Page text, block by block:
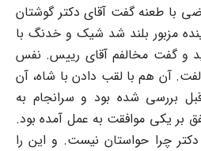
با طعنه گفت آقای دکتر گوشتان
مزبور بلند شد شیک و خدنگ با
و گفت مخالفم آقای رییس. نفس
آن هم با لقب دادن با شاه، آن
بررسی شده بود و سرانجام به
بر یکی موافقت به عمل آمده بود.
چرا حواستان نیست. و این را